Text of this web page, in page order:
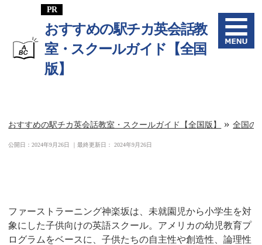
おすすめの駅チカ英会話教
室・スクールガイド【全国
版】
おすすめの駅チカ英会話教室・スクールガイド【全国版】 »全国の
公開日：2024年9月26日 ｜最終更新日：2024年9月26日
ファーストラーニング神楽坂は、未就園児から小学生を対
象にした子供向けの英語スクール。アメリカの幼児教育プ
ログラムをベースに、子供たちの自主性や創造性、論理性